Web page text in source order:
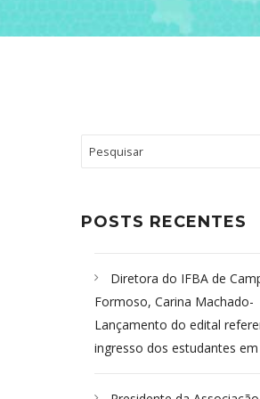
POSTS RECENTES
Diretora do IFBA de
Formoso, Carina Machado-
Lançamento do edital
ingresso dos estudantes em